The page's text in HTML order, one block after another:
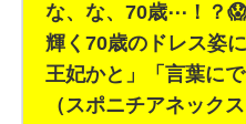
な、な、70歳⋯！？
輝く70歳のドレス姿
王妃かと」「言葉に
（スポニチアネックス